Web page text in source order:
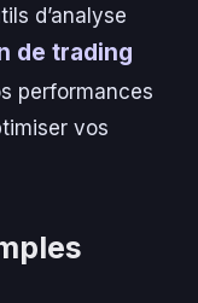
d’analyse
de trading
performances
vos